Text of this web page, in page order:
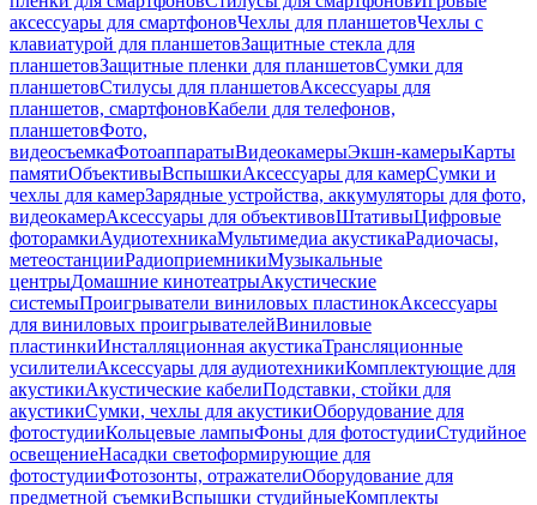
аксессуары для смартфоновЧехлы для планшетовЧехлы с
клавиатурой для планшетовЗащитные стекла для
планшетовЗащитные пленки для планшетовСумки для
планшетовСтилусы для планшетовАксессуары для
планшетов, смартфоновКабели для телефонов,
планшетовФото,
видеосъемкаФотоаппаратыВидеокамерыЭкшн-камерыКарты
памятиОбъективыВспышкиАксессуары для камерСумки и
чехлы для камерЗарядные устройства, аккумуляторы для фото,
видеокамерАксессуары для объективовШтативыЦифровые
фоторамкиАудиотехникаМультимедиа акустикаРадиочасы,
метеостанцииРадиоприемникиМузыкальные
центрыДомашние кинотеатрыАкустические
системыПроигрыватели виниловых пластинокАксессуары
для виниловых проигрывателейВиниловые
пластинкиИнсталляционная акустикаТрансляционные
усилителиАксессуары для аудиотехникиКомплектующие для
акустикиАкустические кабелиПодставки, стойки для
акустикиСумки, чехлы для акустикиОборудование для
фотостудииКольцевые лампыФоны для фотостудииСтудийное
освещениеНасадки светоформирующие для
фотостудииФотозонты, отражателиОборудование для
предметной съемкиВспышки студийныеКомплекты